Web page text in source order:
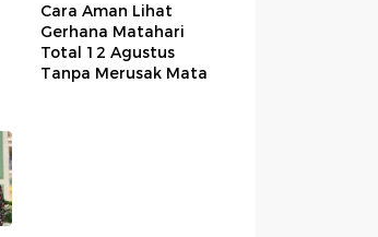
Cara Aman Lihat
Gerhana Matahari
Total 12 Agustus
Tanpa Merusak Mata